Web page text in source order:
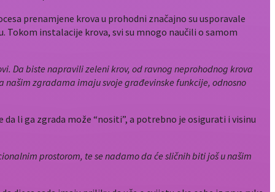
prenamjene krova u prohodni značajno su usporavale
Tokom instalacije krova, svi su mnogo naučili o samom
Da biste napravili zeleni krov, od ravnog neprohodnog krova
zgradama imaju svoje građevinske funkcije, odnosno
li ga zgrada može “nositi”, a potrebno je osigurati i visinu
prostorom, te se nadamo da će sličnih biti još u našim